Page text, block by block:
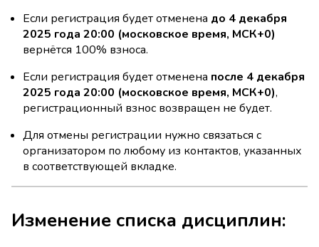
Если регистрация будет отменена до 4 декабря
2025 года 20:00 (московское время, МСК+0)
вернётся 100% взноса.
Если регистрация будет отменена после 4 декабря
2025 года 20:00 (московское время, МСК+0),
регистрационный взнос возвращен не будет.
Для отмены регистрации нужно связаться с
организатором по любому из контактов, указанных
в соответствующей вкладке.
Изменение списка дисциплин: